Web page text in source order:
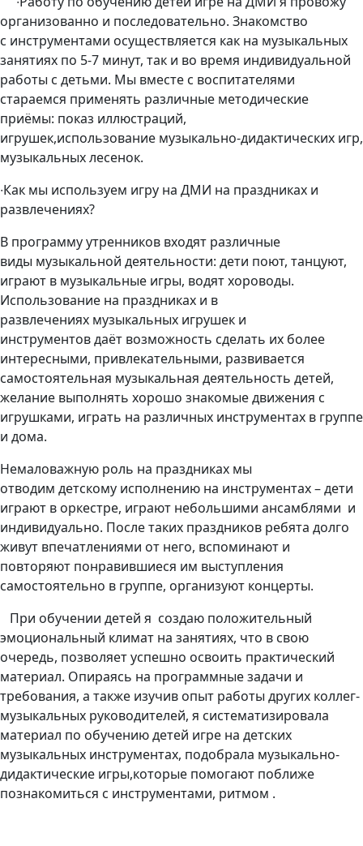
организованно и последовательно. Знакомство
с инструментами осуществляется как на музыкальных
занятиях по 5-7 минут, так и во время индивидуальной
работы с детьми. Мы вместе с воспитателями
стараемся применять различные методические
приёмы: показ иллюстраций,
игрушек,использование музыкально-дидактических игр,
музыкальных лесенок.
∙Как мы используем игру на ДМИ на праздниках и
развлечениях?
В программу утренников входят различные
виды музыкальной деятельности: дети поют, танцуют,
играют в музыкальные игры, водят хороводы.
Использование на праздниках и в
развлечениях музыкальных игрушек и
инструментов даёт возможность сделать их более
интересными, привлекательными, развивается
самостоятельная музыкальная деятельность детей,
желание выполнять хорошо знакомые движения с
игрушками, играть на различных инструментах в группе
и дома.
Немаловажную роль на праздниках мы
отводим детскому исполнению на инструментах – дети
играют в оркестре, играют небольшими ансамблями и
индивидуально. После таких праздников ребята долго
живут впечатлениями от него, вспоминают и
повторяют понравившиеся им выступления
самостоятельно в группе, организуют концерты.
При обучении детей я создаю положительный
эмоциональный климат на занятиях, что в свою
очередь, позволяет успешно освоить практический
материал. Опираясь на программные задачи и
требования, а также изучив опыт работы других коллег-
музыкальных руководителей, я систематизировала
материал по обучению детей игре на детских
музыкальных инструментах, подобрала музыкально-
дидактические игры,которые помогают поближе
познакомиться с инструментами, ритмом .